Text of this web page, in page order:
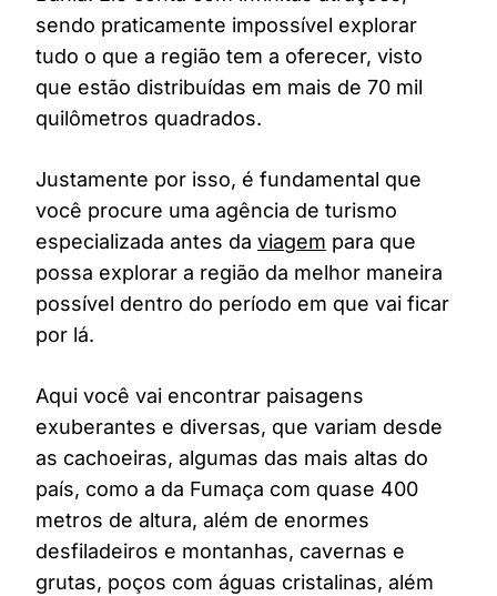
sendo praticamente impossível explorar
tudo o que a região tem a oferecer, visto
que estão distribuídas em mais de 70 mil
quilômetros quadrados.
Justamente por isso, é fundamental que
você procure uma agência de turismo
especializada antes da viagem para que
possa explorar a região da melhor maneira
possível dentro do período em que vai ficar
por lá.
Aqui você vai encontrar paisagens
exuberantes e diversas, que variam desde
as cachoeiras, algumas das mais altas do
país, como a da Fumaça com quase 400
metros de altura, além de enormes
desfiladeiros e montanhas, cavernas e
grutas, poços com águas cristalinas, além